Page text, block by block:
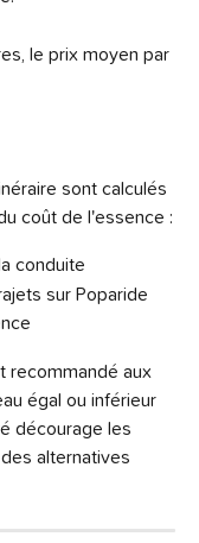
le prix moyen par
sont calculés
coût de l'essence :
conduite
sur Poparide
recommandé aux
égal ou inférieur
décourage les
alternatives